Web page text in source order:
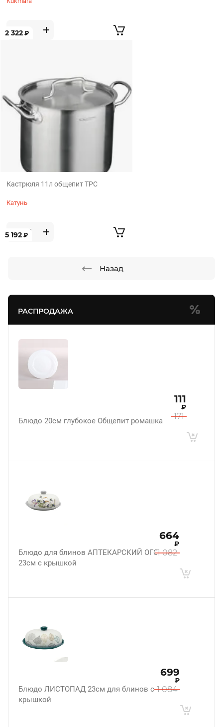
РАСПРОДАЖА
Блюдо 20см глубокое Общепит ромашка 171
111
₽
Блюдо для блинов АПТЕКАРСКИЙ ОГОРОД
23см с крышкой
1 082
664
₽
Блюдо ЛИСТОПАД 23см для блинов с
крышкой
1 084
699
₽
2 322 ₽
Кастрюля 11л общепит ТРС
Катунь
5 192 ₽
Назад